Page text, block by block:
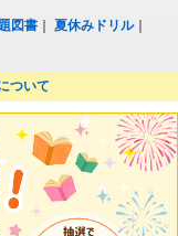
図書 ｜夏休みドリル｜
ついて